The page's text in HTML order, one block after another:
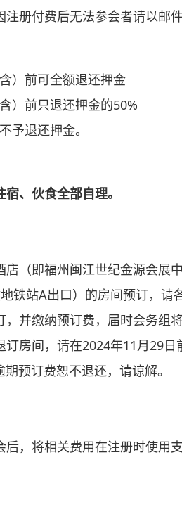
注册付费后无法参会者请以邮
）前可全额退还押金
）前只退还押金的50%
予退还押金。
、伙食全部自理。
店（即福州闽江世纪金源会展
铁站A出口）的房间预订，
，并缴纳预订费，届时会务组
订房间，请在2024年11月29
预订费恕不退还，请谅解。
后，将相关费用在注册时使用